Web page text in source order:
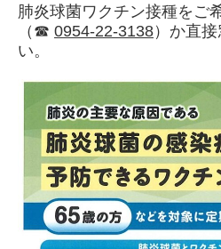
肺炎球菌ワクチン接種をご
（☎ 0954-22-3138）か直
い。